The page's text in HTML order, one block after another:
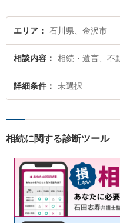
エリア 石川県、金沢市
相談内容 相続・遺言、不
詳細条件 未選択
相続に関する診断ツール